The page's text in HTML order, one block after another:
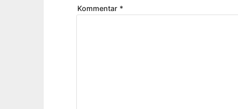
Kommentar *